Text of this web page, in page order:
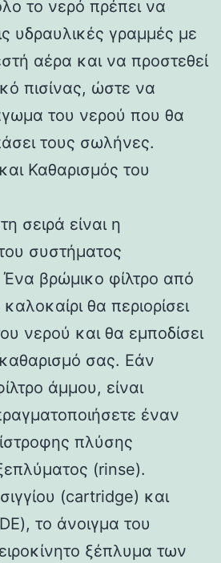
το νερό πρέπει να
υδραυλικές γραμμές με
αέρα και να προστεθεί
πισίνας, ώστε να
του νερού που θα
τους σωλήνες.
Καθαρισμός του
σειρά είναι η
συστήματος
Ένα βρώμικο φίλτρο από
θα περιορίσει
νερού και θα εμποδίσει
καθαρισμό σας. Εάν
άμμου, είναι
έναν
πλύσης
(rinse).
(cartridge) και
το άνοιγμα του
ξέπλυμα των